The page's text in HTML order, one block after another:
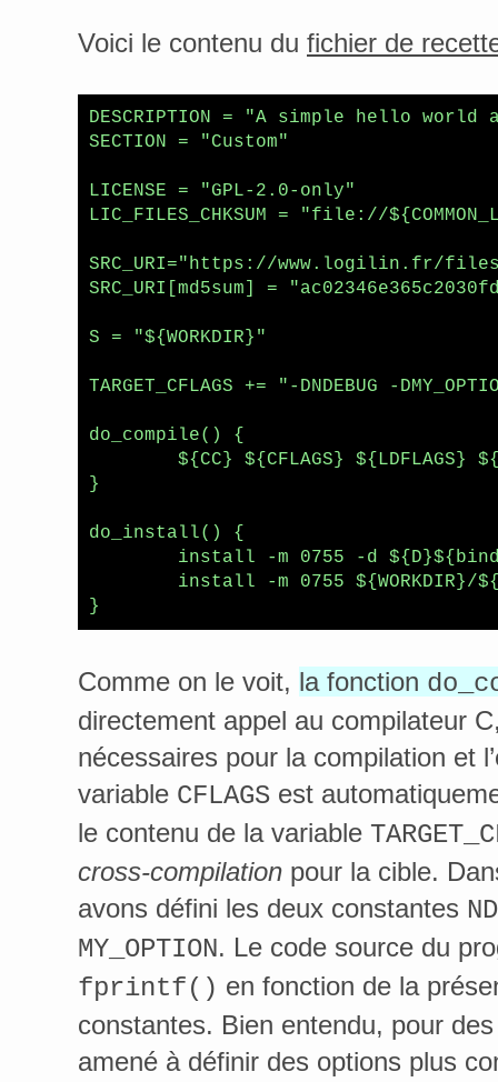
Voici le contenu du fichier de
DESCRIPTION = "A simple hello
SECTION = "Custom"
LICENSE = "GPL-2.0-only"
LIC_FILES_CHKSUM = "file://
SRC_URI="https://www.logilin.fr/
SRC_URI[md5sum] =
S = "${WORKDIR}"
TARGET_CFLAGS += "-DNDEBUG -
do_compile() {
${CC} ${CFLAGS} ${LDFLAGS}
}
do_install() {
install -m 0755 -d
install -m 0755 ${WORKDIR}/
}
Comme on le voit, la fonction
directement appel au compilateur
nécessaires pour la compilation et
variable CFLAGS est
le contenu de la variable
cross-compilation pour la cible.
avons défini les deux constantes
MY_OPTION. Le code source du
fprintf() en fonction de la
constantes. Bien entendu, pour
amené à définir des options plus